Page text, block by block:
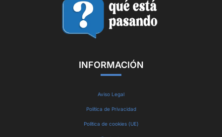
INFORMACIÓN
Aviso Legal
Política de Privacidad
Política de cookies (UE)